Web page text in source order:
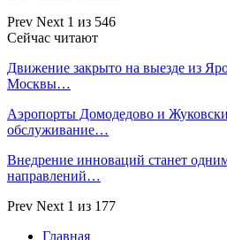
Prev Next 1 из 546
Сейчас читают
Движение закрыто на выезде из
Москвы…
Аэропорты Домодедово и
обслуживание…
Внедрение инноваций станет
направлений…
Prev Next 1 из 177
Главная